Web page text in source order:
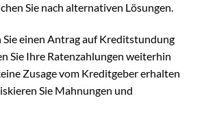
Sie nach alternativen Lösungen.
Sie einen Antrag auf Kreditstundung
Sie Ihre Ratenzahlungen weiterhin
Zusage vom Kreditgeber erhalten
Sie Mahnungen und